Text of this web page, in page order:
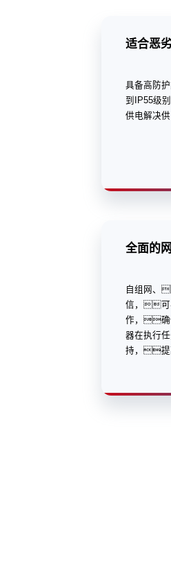
适合恶
具备高防
到IP55级
供电解决
全面的
自组网、
信，可
作，确
器在执行
持，提